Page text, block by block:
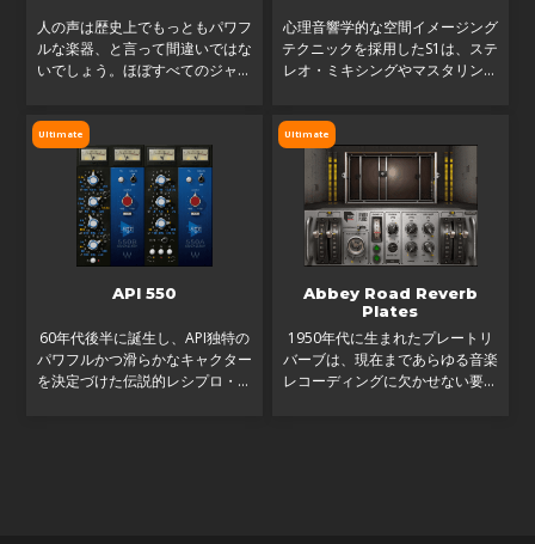
人の声は歴史上でもっともパワフ
ルな楽器、と言って間違いではな
いでしょう。ほぼすべてのジャン
に馴染む、完璧なボーカル・サウ
ンドをつくり上げるた
心理音響学的な空間イメージング
テクニックを採用したS1は、ステ
レオ・ミキシングやマスタリング
Ultimate
API 550
60年代後半に誕生し、API独特の
パワフルかつ滑らかなキャクター
を決定づけた伝説的レシプロ・イ
Ultimate
Abbey Road Reverb
Plates
1950年代に生まれたプレートリ
バーブは、現在まであらゆる音楽
レコーディングに欠かせない要素